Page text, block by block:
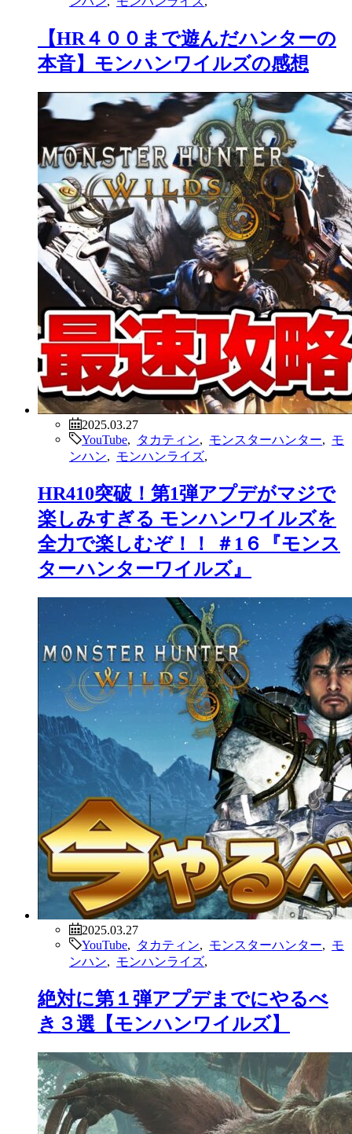
【HR４００まで遊んだハンターの
本音】モンハンワイルズの感想
2025.03.27
YouTube
タカティン モンスターハンター
モ
ンハン
モンハンライズ
HR410突破！第1弾アプデがマジで
楽しみすぎる モンハンワイルズを
全力で楽しむぞ！！ ＃1６『モンス
ターハンターワイルズ』
2025.03.27
YouTube
タカティン モンスターハンター
モ
ンハン
モンハンライズ
絶対に第１弾アプデまでにやるべ
き３選【モンハンワイルズ】